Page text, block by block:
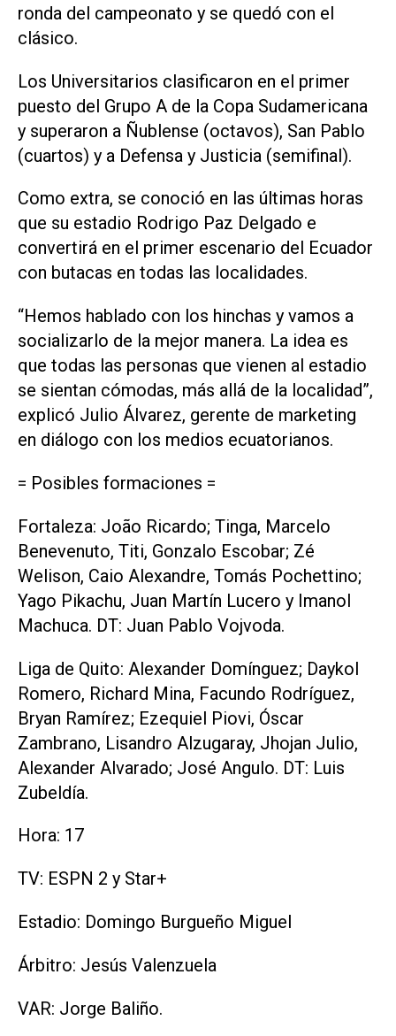
ronda del campeonato y se quedó con el
clásico.
Los Universitarios clasificaron en el primer
puesto del Grupo A de la Copa Sudamericana
y superaron a Ñublense (octavos), San Pablo
(cuartos) y a Defensa y Justicia (semifinal).
Como extra, se conoció en las últimas horas
que su estadio Rodrigo Paz Delgado e
convertirá en el primer escenario del Ecuador
con butacas en todas las localidades.
“Hemos hablado con los hinchas y vamos a
socializarlo de la mejor manera. La idea es
que todas las personas que vienen al estadio
se sientan cómodas, más allá de la localidad”,
explicó Julio Álvarez, gerente de marketing
en diálogo con los medios ecuatorianos.
= Posibles formaciones =
Fortaleza: João Ricardo; Tinga, Marcelo
Benevenuto, Titi, Gonzalo Escobar; Zé
Welison, Caio Alexandre, Tomás Pochettino;
Yago Pikachu, Juan Martín Lucero y Imanol
Machuca. DT: Juan Pablo Vojvoda.
Liga de Quito: Alexander Domínguez; Daykol
Romero, Richard Mina, Facundo Rodríguez,
Bryan Ramírez; Ezequiel Piovi, Óscar
Zambrano, Lisandro Alzugaray, Jhojan Julio,
Alexander Alvarado; José Angulo. DT: Luis
Zubeldía.
Hora: 17
TV: ESPN 2 y Star+
Estadio: Domingo Burgueño Miguel
Árbitro: Jesús Valenzuela
VAR: Jorge Baliño.